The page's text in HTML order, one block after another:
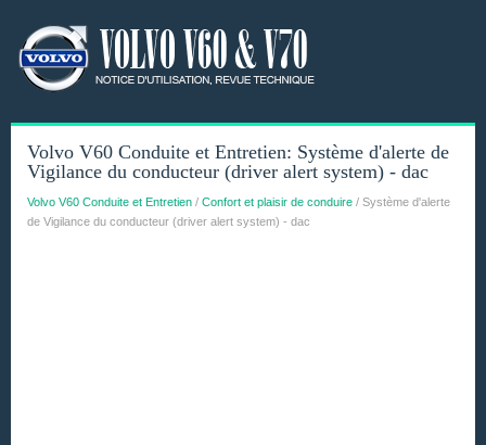
Volvo V60 Conduite et Entretien: Système d'alerte de
Vigilance du conducteur (driver alert system) - dac
Volvo V60 Conduite et Entretien / Confort et plaisir de conduire / Système d'alerte
de Vigilance du conducteur (driver alert system) - dac